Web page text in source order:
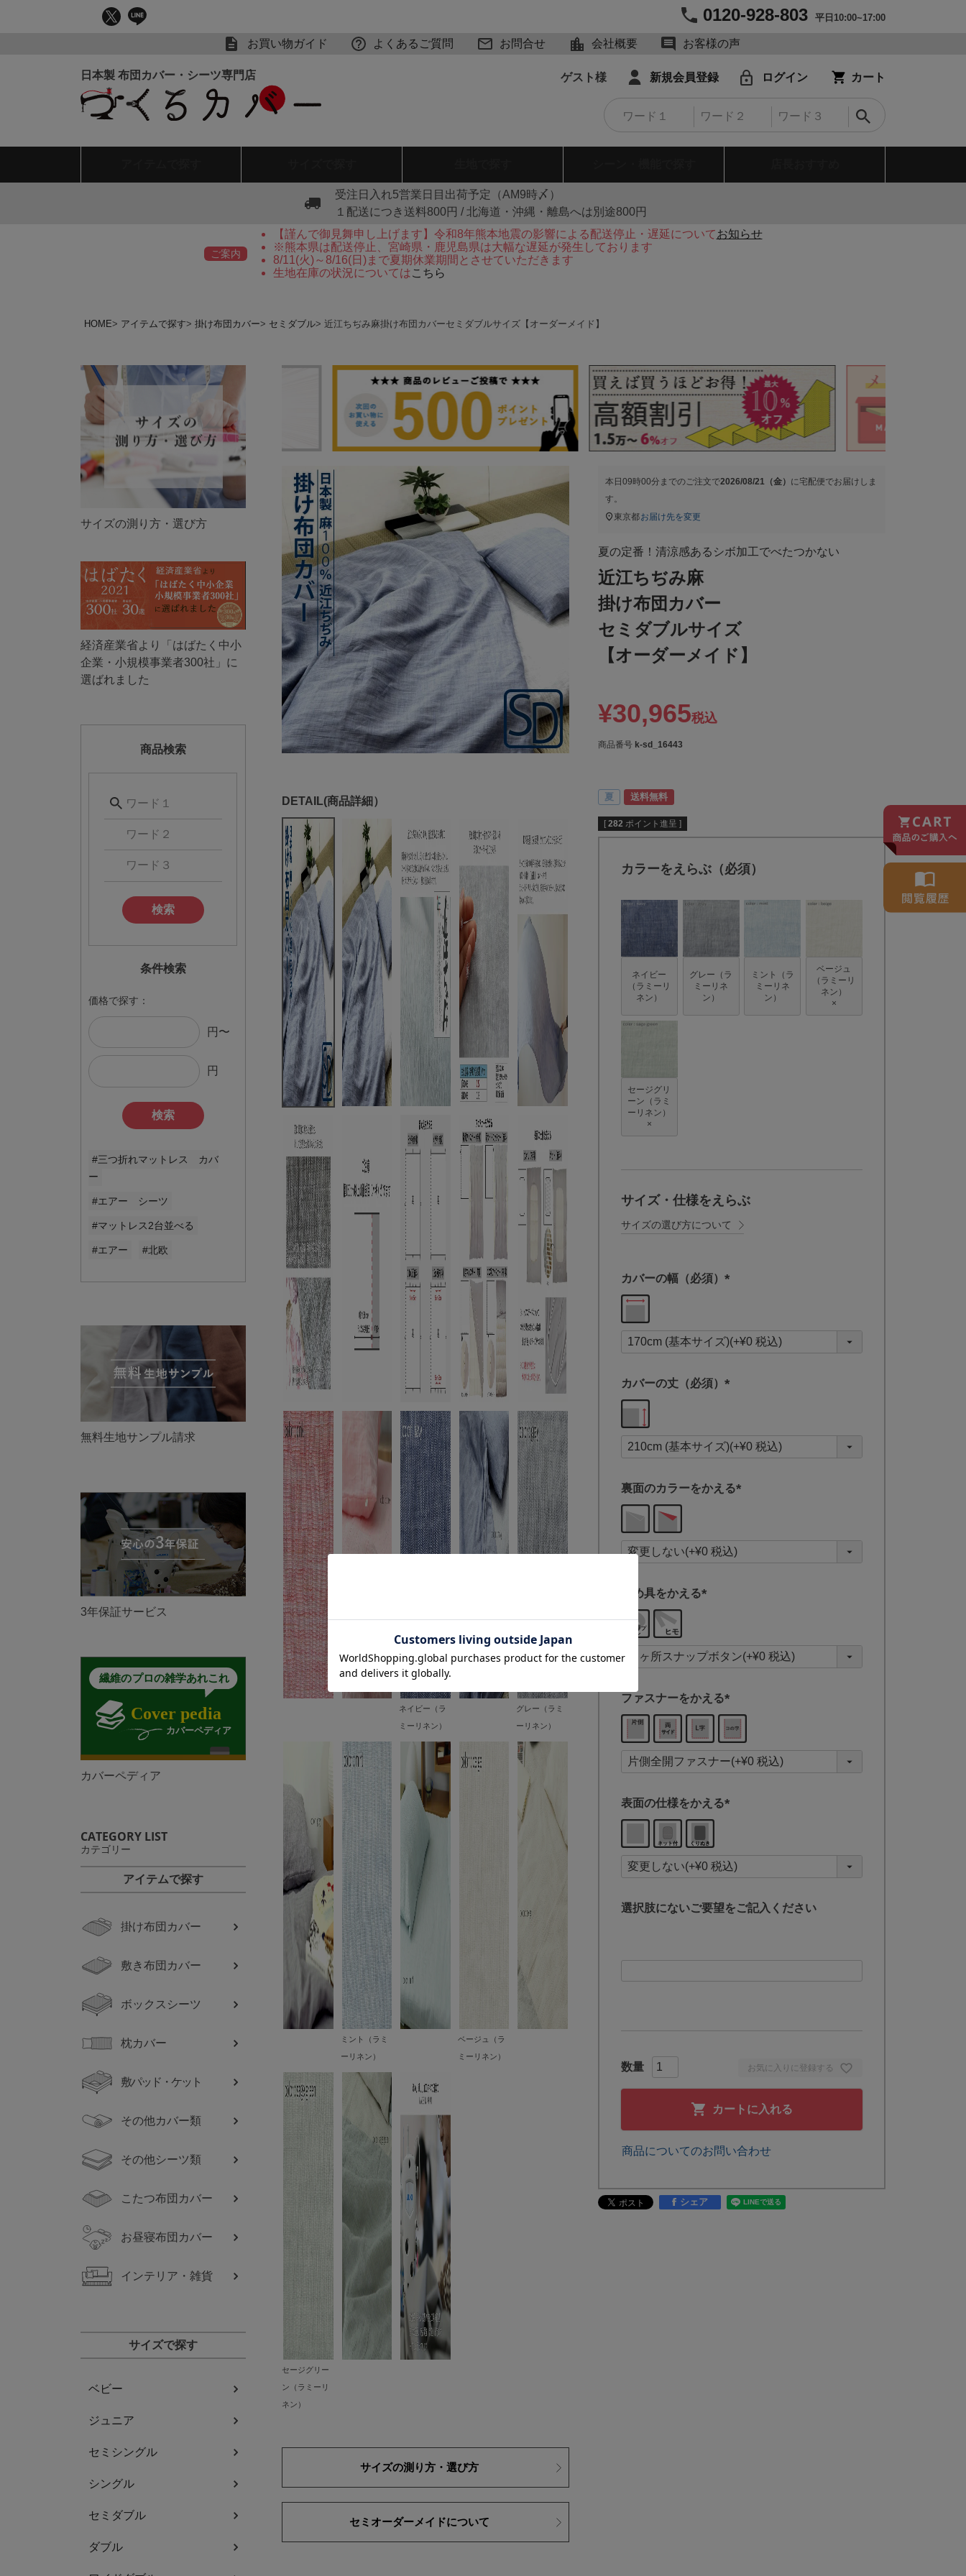
0120-928-803 平日10:00~17:00
お買い物ガイド よくあるご質問 お問合せ 会社概要 お客様の声
ゲスト様 新規会員登録 ログイン カート
受注日入れ5営業日目出荷予定（AM9時〆）
１配送につき送料800円 / 北海道・沖縄・離島へは別途800円
ご案内
【謹んで御見舞申し上げます】令和8年熊本地震の影響による配送停止・遅延についてお知らせ
※熊本県は配送停止、宮崎県・鹿児島県は大幅な遅延が発生しております
8/11(火)～8/16(日)まで夏期休業期間とさせていただきます
生地在庫の状況についてはこちら
HOME アイテムで探す 掛け布団カバー セミダブル 近江ちぢみ麻掛け布団カバーセミダブルサイズ【オーダーメイド】
サイズの測り方・選び方
経済産業省より「はばたく中小
企業・小規模事業者300社」に
選ばれました
商品検索
検索
条件検索
価格で探す：
円〜
円
検索
#三つ折れマットレス カバ
ー
#エアー シーツ
#マットレス2台並べる
#エアー #北欧
無料生地サンプル請求
3年保証サービス
カバーペディア
CATEGORY LIST
カテゴリー
アイテムで探す
掛け布団カバー
敷き布団カバー
ボックスシーツ
枕カバー
敷パッド・ケット
その他カバー類
その他シーツ類
こたつ布団カバー
お昼寝布団カバー
インテリア・雑貨
サイズで探す
ベビー
ジュニア
セミシングル
シングル
セミダブル
ダブル
ネイビー（ラ
ミーリネン）
グレー（ラミ
ーリネン）
ミント（ラミ
ーリネン）
ベージュ（ラ
ミーリネン）
セージグリー
ン（ラミーリ
ネン）
サイズの測り方・選び方
セミオーダーメイドについて
本日 09時00分 までのご注文で2026/08/21（金） に宅配便でお届けしま
す。
東京都お届け先を変更
夏の定番！清涼感あるシボ加工でべたつかない
近江ちぢみ麻
掛け布団カバー
セミダブルサイズ
【オーダーメイド】
¥30,965税込
商品番号 k-sd_16443
夏 送料無料
[ 282 ポイント進呈 ]
カラーをえらぶ（必須）
ネイビー
（ラミーリ
ネン）
グレー（ラ
ミーリネ
ン）
ミント（ラ
ミーリネ
ン）
ベージュ
（ラミーリ
ネン）
×
セージグリ
ーン（ラミ
ーリネン）
×
お気に入りに登録する
カートに入れる
サイズ・仕様をえらぶ
サイズの選び方について
カバーの幅（必須）
須
)
カバーの丈（必須）
須
)
裏面のカラーをかえる
須
)
留め具をかえる
須
)
ファスナーをかえる
(
必
須
表面の仕様をかえる
須
)
選択肢にないご要望をご記入ください
商品についてのお問い合わせ
シェア